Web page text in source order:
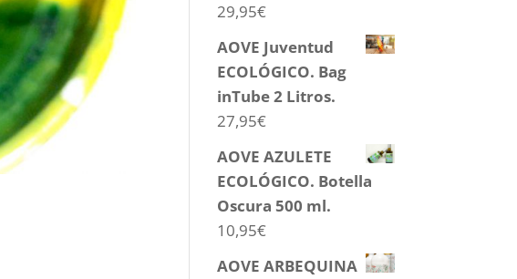
29,95€
AOVE Juventud
ECOLÓGICO. Bag
inTube 2 Litros.
27,95€
AOVE AZULETE
ECOLÓGICO. Botella
Oscura 500 ml.
10,95€
AOVE ARBEQUINA